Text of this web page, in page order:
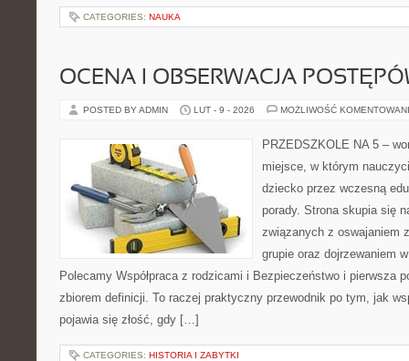
CATEGORIES: NAUKA
OCENA I OBSERWACJA
POSTED BY ADMIN LUT - 9 - 2026 MOŻLIWOŚĆ
PRZEDSZKOLE NA 5 –
miejsce, w którym
dziecko przez wczesną
porady. Strona skupia się
związanych z oswajaniem
grupie oraz dojrzewaniem
Polecamy Współpraca z rodzicami i Bezpieczeństwo i pierwsza
zbiorem definicji. To raczej praktyczny przewodnik po tym, jak
pojawia się złość, gdy […]
CATEGORIES: HISTORIA I ZABYTKI